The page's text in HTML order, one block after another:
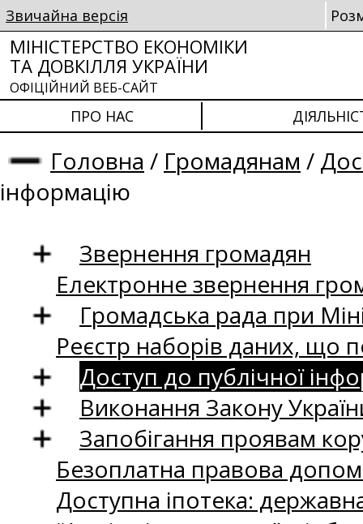
Звичайна версія
МІНІСТЕРСТВО ЕКОНОМІКИ
ТА ДОВКІЛЛЯ УКРАЇНИ
ОФІЦІЙНИЙ ВЕБ-САЙТ
ПРО НАС
Головна / Громадянам /
інформацію
Звернення громадян
Електронне звернення
Громадська рада при
Реєстр наборів даних, що
Доступ до публічної
Виконання Закону
Запобігання проявам
Безоплатна правова
Доступна іпотека: